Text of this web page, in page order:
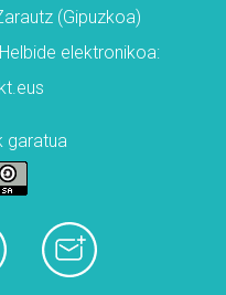
(Gipuzkoa)
elektronikoa:
garatua